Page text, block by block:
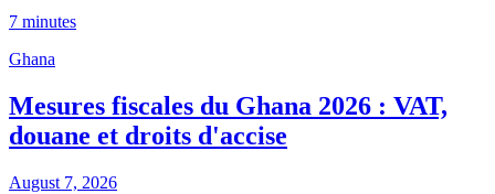
7 minutes
Ghana
Mesures fiscales du Ghana 2026 : VAT,
douane et droits d'accise
August 7, 2026